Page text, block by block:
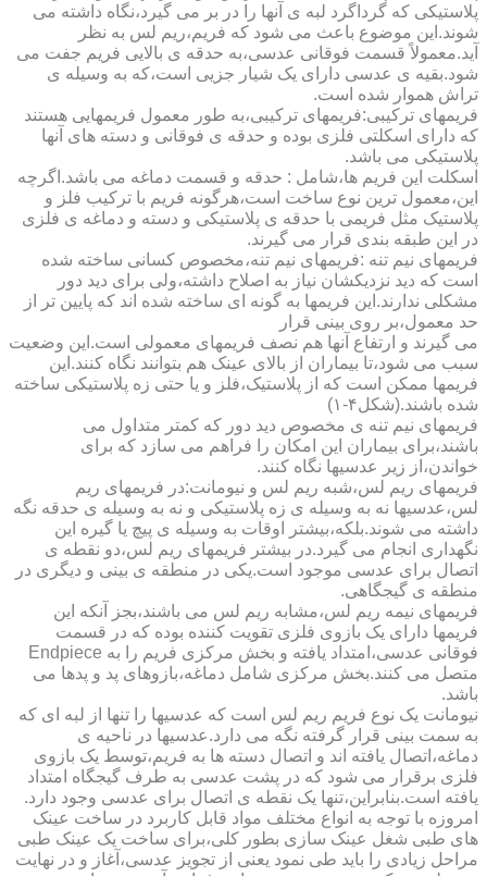
پلاستیکی که گرداگرد لبه ی آنها را در بر می گیرد،نگاه داشته می
شوند.این موضوع باعث می شود که فریم،ریم لس به نظر
آید.معمولاً قسمت فوقانی عدسی،به حدقه ی بالایی فریم جفت می
شود.بقیه ی عدسی دارای یک شیار جزیی است،که به وسیله ی
تراش هموار شده است.
فریمهای ترکیبی:فریمهای ترکیبی،به طور معمول فریمهایی هستند
که دارای اسکلتی فلزی بوده و حدقه ی فوقانی و دسته های آنها
پلاستیکی می باشد.
اسکلت این فریم ها،شامل : حدقه و قسمت دماغه می باشد.اگرچه
این،معمول ترین نوع ساخت است،هرگونه فریم با ترکیب فلز و
پلاستیک مثل فریمی با حدقه ی پلاستیکی و دسته و دماغه ی فلزی
در این طبقه بندی قرار می گیرند.
فریمهای نیم تنه :فریمهای نیم تنه،مخصوص کسانی ساخته شده
است که دید نزدیکشان نیاز به اصلاح داشته،ولی برای دید دور
مشکلی ندارند.این فریمها به گونه ای ساخته شده اند که پایین تر از
حد معمول،بر روی بینی قرار
می گیرند و ارتفاع آنها هم نصف فریمهای معمولی است.این وضعیت
سبب می شود،تا بیماران از بالای عینک هم بتوانند نگاه کنند.این
فریمها ممکن است که از پلاستیک،فلز و یا حتی زه پلاستیکی ساخته
شده باشند.(شکل۴-۱)
فریمهای نیم تنه ی مخصوص دید دور که کمتر متداول می
باشند،برای بیماران این امکان را فراهم می سازد که برای
خواندن،از زیر عدسیها نگاه کنند.
فریمهای ریم لس،شبه ریم لس و نیومانت:در فریمهای ریم
لس،عدسیها نه به وسیله ی زه پلاستیکی و نه به وسیله ی حدقه نگه
داشته می شوند.بلکه،بیشتر اوقات به وسیله ی پیچ یا گیره این
نگهداری انجام می گیرد.در بیشتر فریمهای ریم لس،دو نقطه ی
اتصال برای عدسی موجود است.یکی در منطقه ی بینی و دیگری در
منطقه ی گیجگاهی.
فریمهای نیمه ریم لس،مشابه ریم لس می باشند،بجز آنکه این
فریمها دارای یک بازوی فلزی تقویت کننده بوده که در قسمت
فوقانی عدسی،امتداد یافته و بخش مرکزی فریم را به Endpiece
متصل می کنند.بخش مرکزی شامل دماغه،بازوهای پد و پدها می
باشد.
نیومانت یک نوع فریم ریم لس است که عدسیها را تنها از لبه ای که
به سمت بینی قرار گرفته نگه می دارد.عدسیها در ناحیه ی
دماغه،اتصال یافته اند و اتصال دسته ها به فریم،توسط یک بازوی
فلزی برقرار می شود که در پشت عدسی به طرف گیجگاه امتداد
یافته است.بنابراین،تنها یک نقطه ی اتصال برای عدسی وجود دارد.
امروزه با توجه به انواع مختلف مواد قابل کاربرد در ساخت عینک
های طبی شغل عینک سازی بطور کلی،برای ساخت یک عینک طبی
مراحل زیادی را باید طی نمود یعنی از تجویز عدسی،آغاز و در نهایت